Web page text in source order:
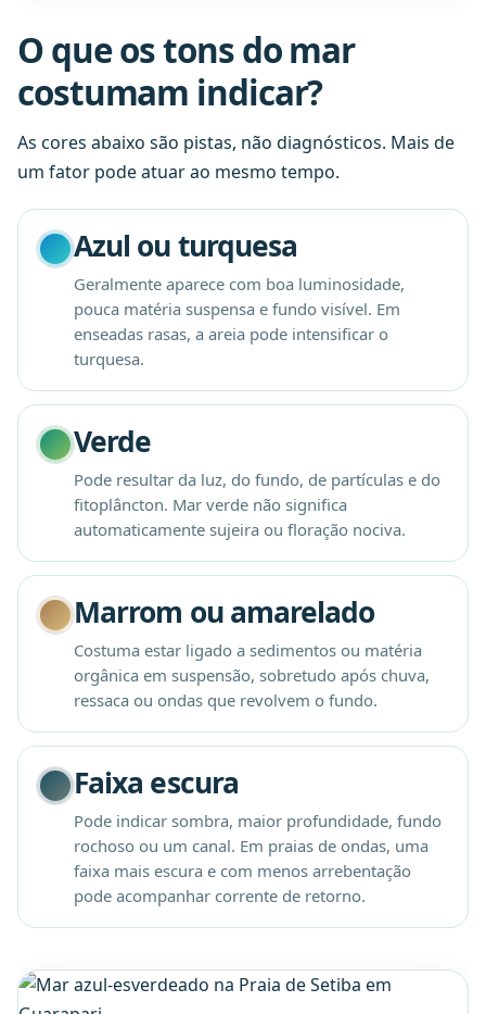
O que os tons do mar
costumam indicar?
As cores abaixo são pistas, não diagnósticos. Mais de
um fator pode atuar ao mesmo tempo.
Azul ou turquesa
Geralmente aparece com boa luminosidade,
pouca matéria suspensa e fundo visível. Em
enseadas rasas, a areia pode intensificar o
turquesa.
Verde
Pode resultar da luz, do fundo, de partículas e do
fitoplâncton. Mar verde não significa
automaticamente sujeira ou floração nociva.
Marrom ou amarelado
Costuma estar ligado a sedimentos ou matéria
orgânica em suspensão, sobretudo após chuva,
ressaca ou ondas que revolvem o fundo.
Faixa escura
Pode indicar sombra, maior profundidade, fundo
rochoso ou um canal. Em praias de ondas, uma
faixa mais escura e com menos arrebentação
pode acompanhar corrente de retorno.